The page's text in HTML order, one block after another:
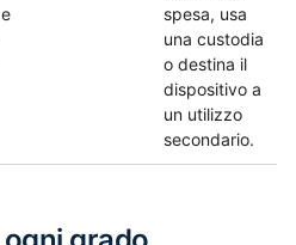
spesa, usa
una custodia
o destina il
dispositivo a
un utilizzo
secondario.